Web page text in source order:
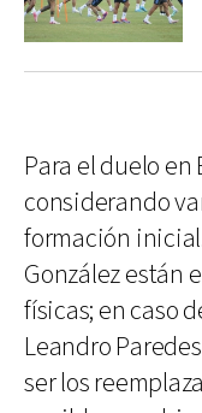
Para el duelo
considerando
formación
González están
físicas; en caso
Leandro
ser los